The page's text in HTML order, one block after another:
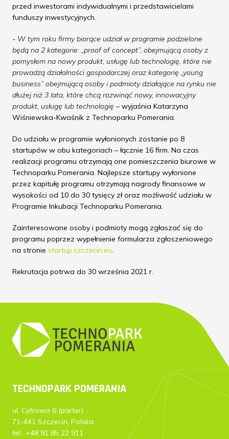
przed inwestorami indywidualnymi i przedstawicielami
funduszy inwestycyjnych.
- W tym roku firmy biorące udział w programie podzielone
będą na 2 kategorie: „proof of concept”, obejmującą osoby z
pomysłem na nowy produkt, usługę lub technologię, które nie
prowadzą działalności gospodarczej oraz kategorię „young
business” obejmującą osoby i podmioty działające na rynku nie
dłużej niż 3 lata, które chcą rozwinąć nowy, innowacyjny
produkt, usługę lub technologię – wyjaśnia Katarzyna
Wiśniewska-Kwaśnik z Technoparku Pomerania.
Do udziału w programie wyłonionych zostanie po 8
startupów w obu kategoriach – łącznie 16 firm. Na czas
realizacji programu otrzymają one pomieszczenia biurowe w
Technoparku Pomerania. Najlepsze startupy wyłonione
przez kapitułę programu otrzymają nagrody finansowe w
wysokości od 10 do 30 tysięcy zł oraz możliwość udziału w
Programie Inkubacji Technoparku Pomerania.
Zainteresowane osoby i podmioty mogą zgłaszać się do
programu poprzez wypełnienie formularza zgłoszeniowego
na stronie startup.szczecin.eu.
Rekrutacja potrwa do 30 września 2021 r.
TECHNOPARK POMERANIA
ul. Cyfrowa 6 (parter)
71-441 Szczecin, Polska
tel.: +48 91 85 22 911